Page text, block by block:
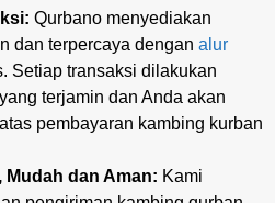
Qurbano menyediakan
dan terpercaya dengan alur
Setiap transaksi dilakukan
terjamin dan Anda akan
pembayaran kambing kurban
Mudah dan Aman: Kami